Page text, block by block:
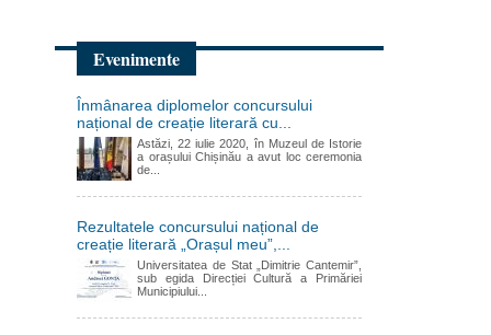
Evenimente
Înmânarea diplomelor concursului
național de creație literară cu...
Astăzi, 22 iulie 2020, în Muzeul de Istorie
a orașului Chișinău a avut loc ceremonia
de...
Rezultatele concursului național de
creație literară „Orașul meu”,...
Universitatea de Stat „Dimitrie Cantemir”,
sub egida Direcției Cultură a Primăriei
Municipiului...